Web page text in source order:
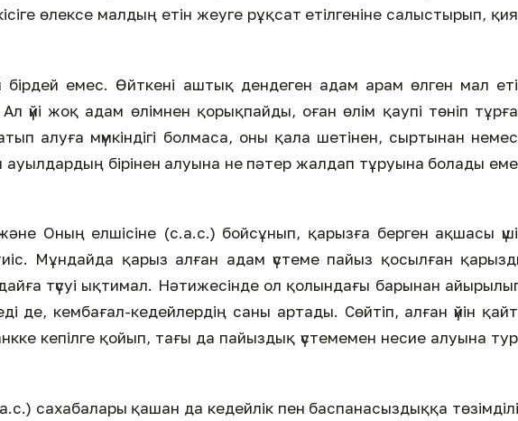
өлексе малдың етін жеуге рұқсат етілгеніне салыстырып,
бірдей емес. Өйткені аштық дендеген адам арам өлген мал
үйі жоқ адам өлімнен қорықпайды, оған өлім қаупі төніп
алуға мүмкіндігі болмаса, оны қала шетінен, сыртынан
бірінен алуына не пәтер жалдап тұруына болады
Оның елшісіне (с.а.с.) бойсұнып, қарызға берген ақшасы
Мұндайда қарыз алған адам үстеме пайыз қосылған
түсуі ықтимал. Нәтижесінде ол қолындағы барынан
де, кембағал-кедейлердің саны артады. Сөйтіп, алған үйін
кепілге қойып, тағы да пайыздық үстемемен несие алуына
сахабалары қашан да кедейлік пен баспанасыздыққа